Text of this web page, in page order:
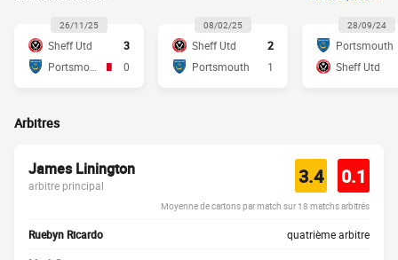
26/11/25
Sheff Utd
3
0
08/02/25
Sheff Utd
2
Portsmouth
1
28/09/24
Portsmouth
Sheff Utd
Arbitres
James Linington
arbitre principal 3.4 0.1
Moyenne de cartons par match sur 18 matchs arbitrés
Ruebyn Ricardo quatrième arbitre